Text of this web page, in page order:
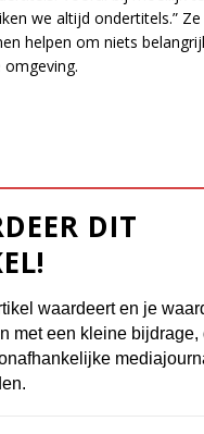
we altijd ondertitels.”
helpen om niets
omgeving.
DIT
waardeert en je
met een kleine bijdrage,